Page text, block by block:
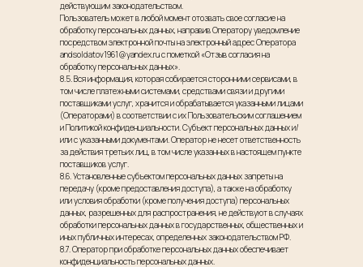
действующим законодательством.
Пользователь может в любой момент отозвать свое согласие на
обработку персональных данных, направив Оператору уведомление
посредством электронной почты на электронный адрес Оператора
andsoldatov1961@yandex.ru с пометкой «Отзыв согласия на
обработку персональных данных».
8.5. Вся информация, которая собирается сторонними сервисами, в
том числе платежными системами, средствами связи и другими
поставщиками услуг, хранится и обрабатывается указанными лицами
(Операторами) в соответствии с их Пользовательским соглашением
и Политикой конфиденциальности. Субъект персональных данных и/
или с указанными документами. Оператор не несет ответственность
за действия третьих лиц, в том числе указанных в настоящем пункте
поставщиков услуг.
8.6. Установленные субъектом персональных данных запреты на
передачу (кроме предоставления доступа), а также на обработку
или условия обработки (кроме получения доступа) персональных
данных, разрешенных для распространения, не действуют в случаях
обработки персональных данных в государственных, общественных и
иных публичных интересах, определенных законодательством РФ.
8.7. Оператор при обработке персональных данных обеспечивает
конфиденциальность персональных данных.